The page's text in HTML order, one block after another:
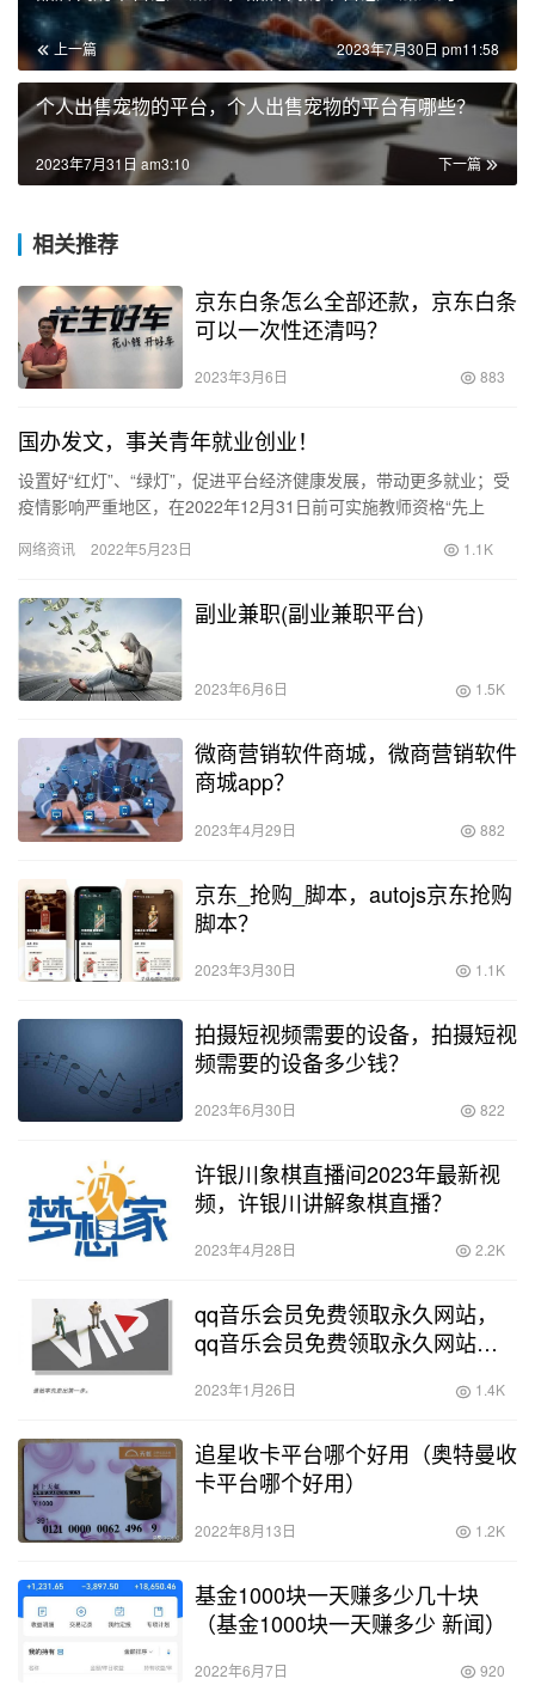
上一篇 2023年7月30日 pm11:58
个人出售宠物的平台，个人出售宠物的平台有哪些？
下一篇
2023年7月31日 am3:10
相关推荐
京东白条怎么全部还款，京东白条
可以一次性还清吗？
2023年3月6日 883
国办发文，事关青年就业创业！
设置好“红灯”、“绿灯”，促进平台经济健康发展，带动更多就业；受
疫情影响严重地区，在2022年12月31日前可实施教师资格“先上
网络资讯 2022年5月23日 1.1K
副业兼职(副业兼职平台)
2023年6月6日 1.5K
微商营销软件商城，微商营销软件
商城app？
2023年4月29日 882
京东_抢购_脚本，autojs京东抢购
脚本？
2023年3月30日 1.1K
拍摄短视频需要的设备，拍摄短视
频需要的设备多少钱？
2023年6月30日 822
许银川象棋直播间2023年最新视
频，许银川讲解象棋直播？
2023年4月28日 2.2K
qq音乐会员免费领取永久网站，
qq音乐会员免费领取永久网站软
2023年1月26日 1.4K
追星收卡平台哪个好用（奥特曼收
卡平台哪个好用）
2022年8月13日 1.2K
基金1000块一天赚多少几十块
（基金1000块一天赚多少 新闻）
2022年6月7日 920